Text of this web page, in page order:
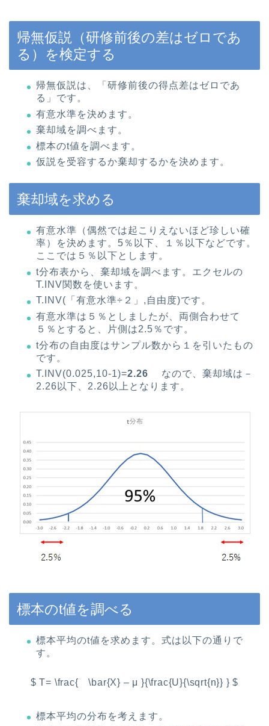
帰無仮説（研修前後の差はゼロであ
る）を検定する
帰無仮説は、「研修前後の得点差はゼロであ
る」です。
有意水準を決めます。
棄却域を調べます。
標本のt値を調べます。
仮説を受容するか棄却するかを決めます。
棄却域を求める
有意水準（偶然では起こりえないほど珍しい確
率）を決めます。5％以下、１％以下などです。
ここでは５％以下とします。
t分布表から、棄却域を調べます。エクセルの
T.INV関数を使います。
T.INV(「有意水準÷２」,自由度)です。
有意水準は５％としましたが、両側合わせて
５％とすると、片側は2.5％です。
t分布の自由度はサンプル数から１を引いたもの
です。
T.INV(0.025,10-1)=2.26
なので、棄却域は－
2.26以下、2.26以上となります。
標本のt値を調べる
標本平均のt値を求めます。式は以下の通りで
す。
$ T= \frac{ \bar{X} – μ }{\frac{U}{\sqrt{n}} } $
標本平均の分布を考えます。